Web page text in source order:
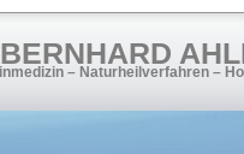
– Naturheilverfahren –